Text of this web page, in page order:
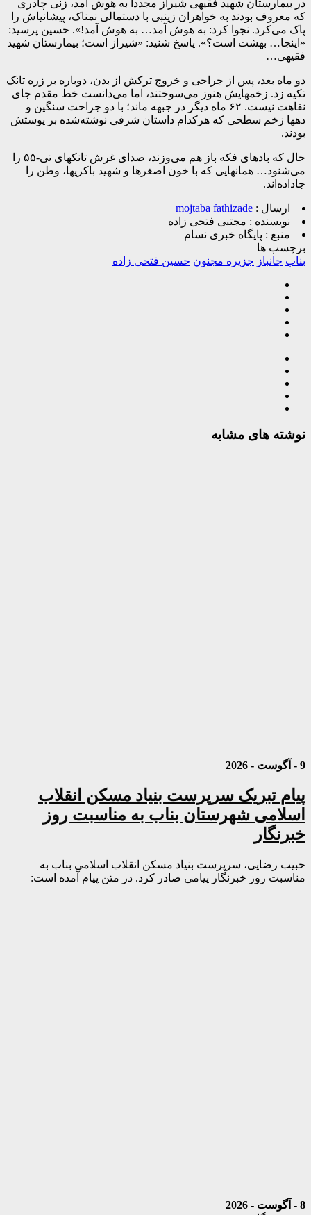
در بیمارستان شهید فقیهی شیراز مجددا به هوش آمد، زنی چادری
که معروف بودند به خواهران زینبی با دستمالی نمناک، پیشانیاش را
پاک می‌کرد. نجوا کرد: به هوش آمد… به هوش آمد!». حسین پرسید:
«اینجا… بهشت است؟». پاسخ شنید: «شیراز است؛ بیمارستان شهید
فقیهی…
دو ماه بعد، پس از جراحی و خروج ترکش از بدن، دوباره بر زره تانک
تکیه زد. زخمهایش هنوز می‌سوختند، اما می‌دانست خط مقدم جای
نقاهت نیست. ۶۲ ماه دیگر در جبهه ماند؛ با دو جراحت سنگین و
دهها زخم سطحی که هرکدام داستان شرفی نوشته‌شده بر پوستش
بودند.
حال که بادهای فکه باز هم می‌وزند، صدای غرش تانکهای تی-۵۵ را
می‌شنود… همانهایی که با خون اصغرها و شهید باکریها، وطن را
جاداده‌اند.
ارسال : mojtaba fathizade
نویسنده : مجتبی فتحی زاده
منبع : پایگاه خبری نسام
برچسب ها
بناب جانباز جزیره مجنون حسین فتحی زاده
نوشته های مشابه
9 - آگوست - 2026
پیام تبریک سرپرست بنیاد مسکن انقلاب
اسلامی شهرستان بناب به مناسبت روز
خبرنگار
حبیب رضایی، سرپرست بنیاد مسکن انقلاب اسلامی بناب به
مناسبت روز خبرنگار پیامی صادر کرد. در متن پیام آمده است:
8 - آگوست - 2026